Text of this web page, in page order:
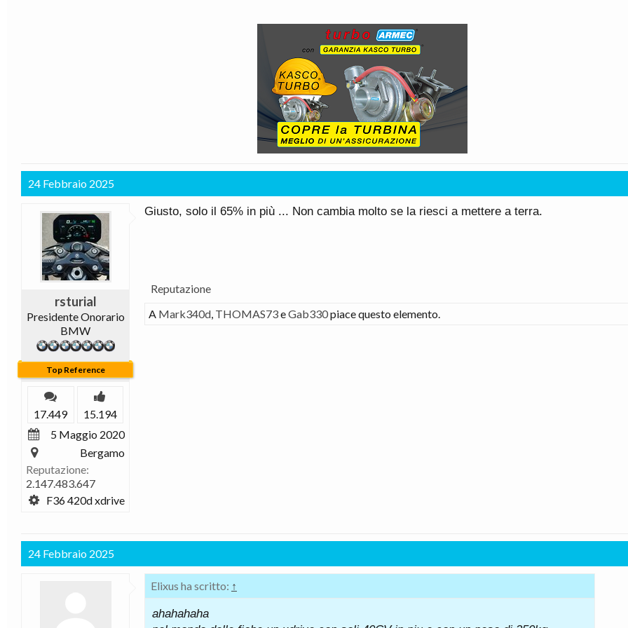
24 Febbraio 2025
rsturial
Presidente Onorario
BMW
Top Reference
17.449
15.194
5 Maggio 2020
Bergamo
Reputazione:
2.147.483.647
F36 420d xdrive
Giusto, solo il 65% in più ... Non cambia molto se la riesci a mettere a terra.
Reputazione
A Mark340d, THOMAS73eGab330piace questo elemento.
24 Febbraio 2025
Elixus ha scritto: ↑
ahahahaha